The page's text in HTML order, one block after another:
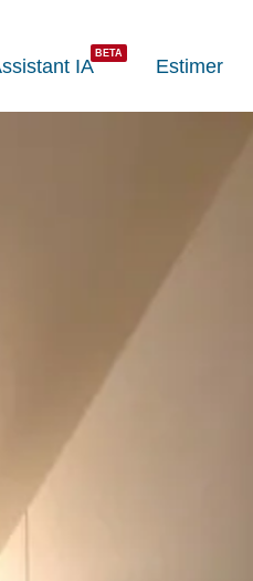
IA Estimer